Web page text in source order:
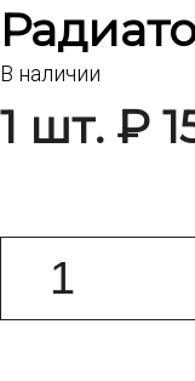
В наличии
1 шт. ₽